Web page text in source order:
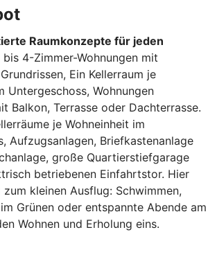
Raumkonzepte für jeden
bis 4-Zimmer-Wohnungen mit
Ein Kellerraum je
Untergeschoss, Wohnungen
Balkon, Terrasse oder Dachterrasse.
je Wohneinheit im
Aufzugsanlagen, Briefkastenanlage
große Quartierstiefgarage
betriebenen Einfahrtstor. Hier
kleinen Ausflug: Schwimmen,
Grünen oder entspannte Abende am
Wohnen und Erholung eins.